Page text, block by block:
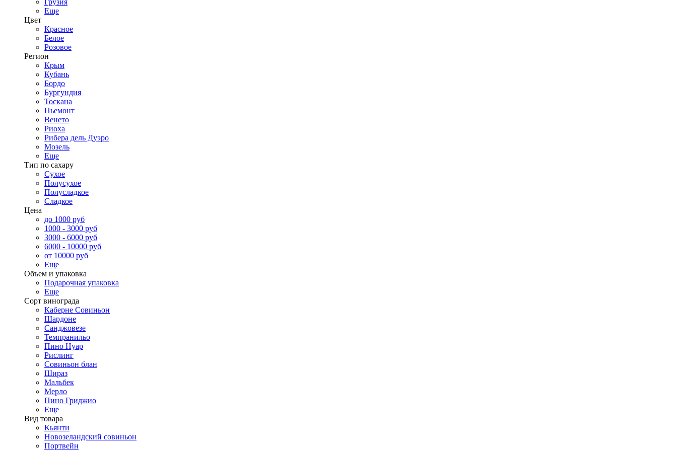
Грузия
Еще
Цвет
Красное
Белое
Розовое
Регион
Крым
Кубань
Бордо
Бургундия
Тоскана
Пьемонт
Венето
Риоха
Рибера дель Дуэро
Мозель
Еще
Тип по сахару
Сухое
Полусухое
Полусладкое
Сладкое
Цена
до 1000 руб
1000 - 3000 руб
3000 - 6000 руб
6000 - 10000 руб
от 10000 руб
Еще
Объем и упаковка
Подарочная упаковка
Еще
Сорт винограда
Каберне Совиньон
Шардоне
Санджовезе
Темпранильо
Пино Нуар
Рислинг
Совиньон блан
Шираз
Мальбек
Мерло
Пино Гриджио
Еще
Вид товара
Кьянти
Новозеландский совиньон
Портвейн